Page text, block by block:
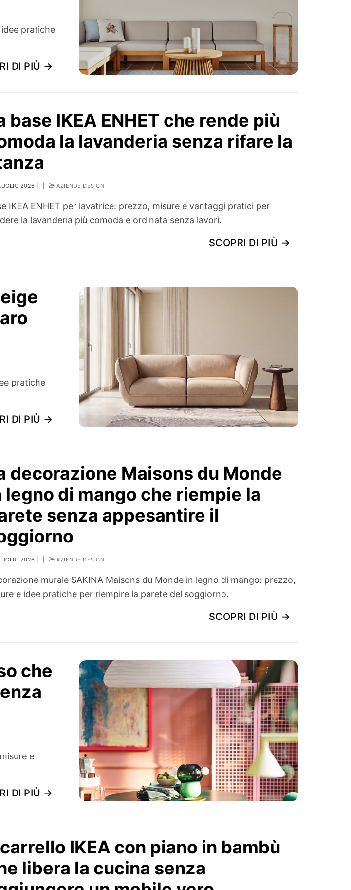
pratiche
DI PIÙ →
base IKEA ENHET che rende più
la lavanderia senza rifare la
2026 AZIENDE DESIGN
IKEA ENHET per lavatrice: prezzo, misure e vantaggi pratici per
la lavanderia più comoda e ordinata senza lavori.
SCOPRI DI PIÙ →
pratiche
DI PIÙ →
decorazione Maisons du Monde
legno di mango che riempie la
senza appesantire il
2026 AZIENDE DESIGN
murale SAKINA Maisons du Monde in legno di mango: prezzo,
e idee pratiche per riempire la parete del soggiorno.
SCOPRI DI PIÙ →
che
e
DI PIÙ →
IKEA con piano in bambù
libera la cucina senza